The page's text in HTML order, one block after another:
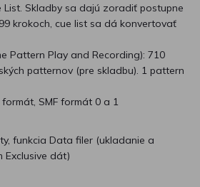
List. Skladby sa dajú zoradiť postupne
krokoch, cue list sa dá konvertovať
Pattern Play and Recording): 710
patternov (pre skladbu). 1 pattern
formát, SMF formát 0 a 1
funkcia Data filer (ukladanie a
Exclusive dát)